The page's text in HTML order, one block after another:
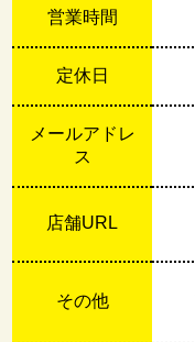
営業時間
定休日
メールアドレ
ス
店舗URL
その他